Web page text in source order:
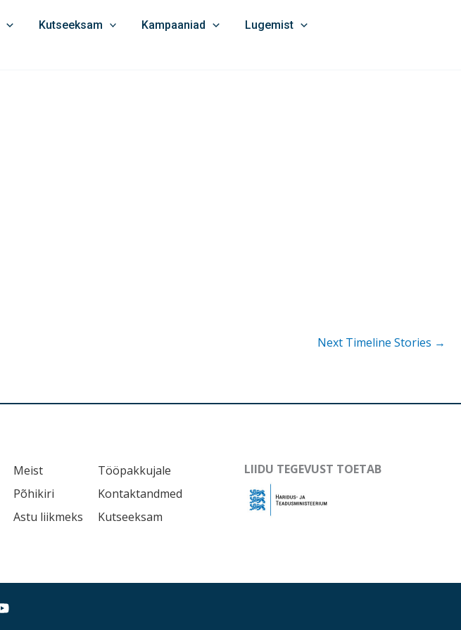
Kutseeksam Kampaaniad
Lugemist
Next Timeline Stories →
Meist
Põhikiri
Astu liikmeks
Tööpakkujale
Kontaktandmed
Kutseeksam
LIIDU TEGEVUST TOETAB